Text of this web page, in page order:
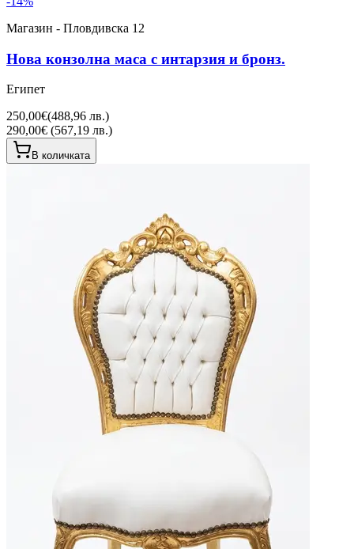
Магазин - Пловдивска 12
Нова конзолна маса с интарзия и бронз.
Египет
250,00€(488,96 лв.)
290,00€ (567,19 лв.)
В количката